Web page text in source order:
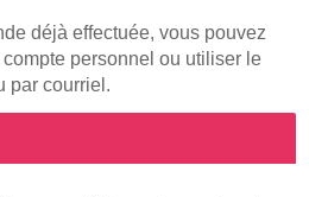
déjà effectuée, vous pouvez
personnel ou utiliser le
par courriel.